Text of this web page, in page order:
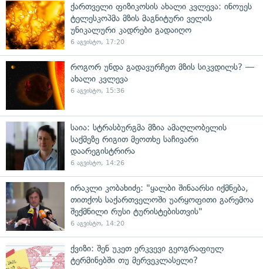
ქართველი ფიზიკოსის ახალი კვლევა: ინოუეს
ტელესკოპმა მზის მაგნიტური ველის
უნიკალური კადრები გადაიღო
6 აგვისტო, 17:20
როგორ უნდა გადავურჩეთ მზის სიკვდილს? —
ახალი კვლევა
6 აგვისტო, 15:36
საია: სტრასბურგმა მზია ამაღლობელის
საქმეზე რიგით მეოთხე საჩივარი
დაარეგისტრირა
6 აგვისტო, 14:26
ირაკლი კობახიძე: "ყალბი შინაარსი იქმნება,
თითქოს საქართველოში უარყოფითი გარემოა
შექმნილი რუსი ტურისტებისთვის"
6 აგვისტო, 14:20
ქვიზი: შენ უკეთ ერკვევი გეოგრაფიულ
ტერმინებში თუ მერვეკლასელი?